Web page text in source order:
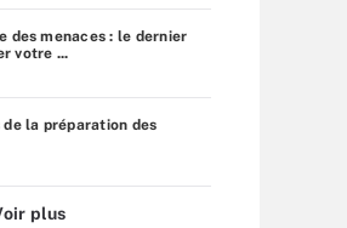
des menaces : le dernier
votre ...
la préparation des
plus